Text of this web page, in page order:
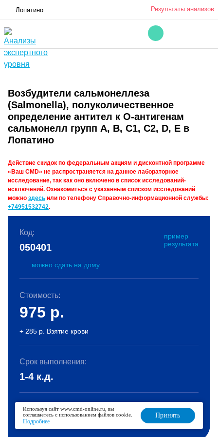
Лопатино Результаты анализов
Возбудители сальмонеллеза
(Salmonella), полуколичественное
определение антител к O-антигенам
сальмонелл групп A, B, C1, C2, D, E в
Лопатино
Действие скидок по федеральным акциям и дисконтной программе
«Ваш CMD» не распространяется на данное лабораторное
исследование, так как оно включено в список исследований-
исключений. Ознакомиться с указанным списком исследований
можно здесь или по телефону Справочно-информационной службы:
+74951532742.
Код:
пример
результата
050401
можно сдать на дому
Стоимость:
975 р.
+ 285 р. Взятие крови
Срок выполнения:
1-4 к.д.
В корзину
Используя сайт www.cmd-online.ru, вы
соглашаетесь с использованием файлов cookie.
Подробнее
Принять